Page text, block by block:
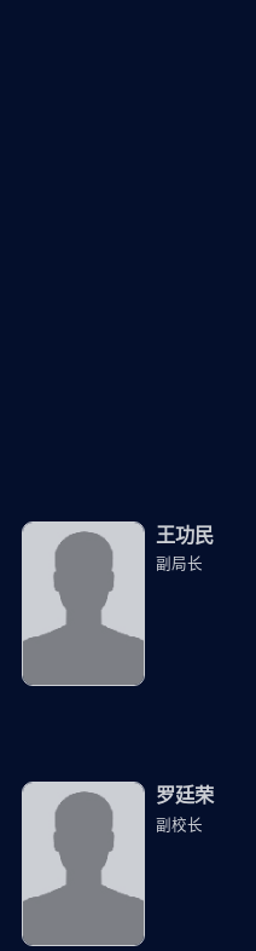
王功民
副局长
罗廷荣
副校长